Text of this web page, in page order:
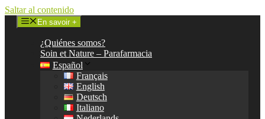
Saltar al contenido
En savoir +
¿Quiénes somos?
Soin et Nature – Parafarmacia
Español
Français
English
Deutsch
Italiano